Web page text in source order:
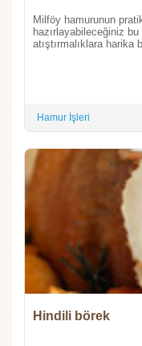
Milföy hamurunun
hazırlayabileceğiniz
atıştırmalıklara harika
Hamur İşleri
Hindili börek